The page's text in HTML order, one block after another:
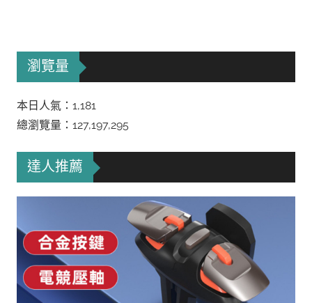
瀏覽量
本日人氣：1,181
總瀏覽量：127,197,295
達人推薦